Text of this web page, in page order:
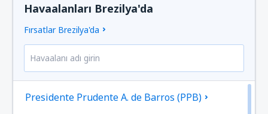
Havaalanları Brezilya'da
Fırsatlar Brezilya'da
Presidente Prudente A. de Barros (PPB)